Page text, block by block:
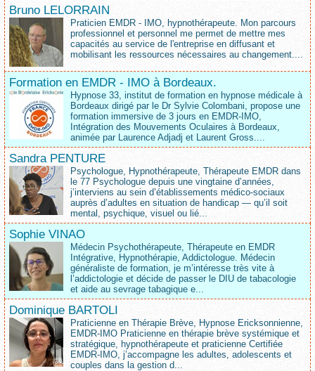
Bruno LELORRAIN
Praticien EMDR - IMO, hypnothérapeute. Mon parcours
professionnel et personnel me permet de mettre mes
capacités au service de l'entreprise en diffusant et
mobilisant les ressources nécessaires au changement....
Formation en EMDR - IMO à Bordeaux.
Hypnose 33, institut de formation en hypnose médicale à
Bordeaux dirigé par le Dr Sylvie Colombani, propose une
formation immersive de 3 jours en EMDR-IMO,
Intégration des Mouvements Oculaires à Bordeaux,
animée par Laurence Adjadj et Laurent Gross....
Sandra PENTURE
Psychologue, Hypnothérapeute, Thérapeute EMDR dans
le 77 Psychologue depuis une vingtaine d’années,
j’interviens au sein d’établissements médico‑sociaux
auprès d’adultes en situation de handicap — qu’il soit
mental, psychique, visuel ou lié...
Sophie VINAO
Médecin Psychothérapeute, Thérapeute en EMDR
Intégrative, Hypnothérapie, Addictologue. Médecin
généraliste de formation, je m’intéresse très vite à
l’addictologie et décide de passer le DIU de tabacologie
et aide au sevrage tabagique e...
Dominique BARTOLI
Praticienne en Thérapie Brève, Hypnose Ericksonnienne,
EMDR-IMO Praticienne en thérapie brève systémique et
stratégique, hypnothérapeute et praticienne Certifiée
EMDR-IMO, j’accompagne les adultes, adolescents et
couples dans la gestion d...